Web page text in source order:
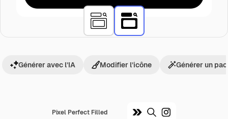
Pixel Perfect Filled
Générer avec l’IA Modifier l’icône Générer un